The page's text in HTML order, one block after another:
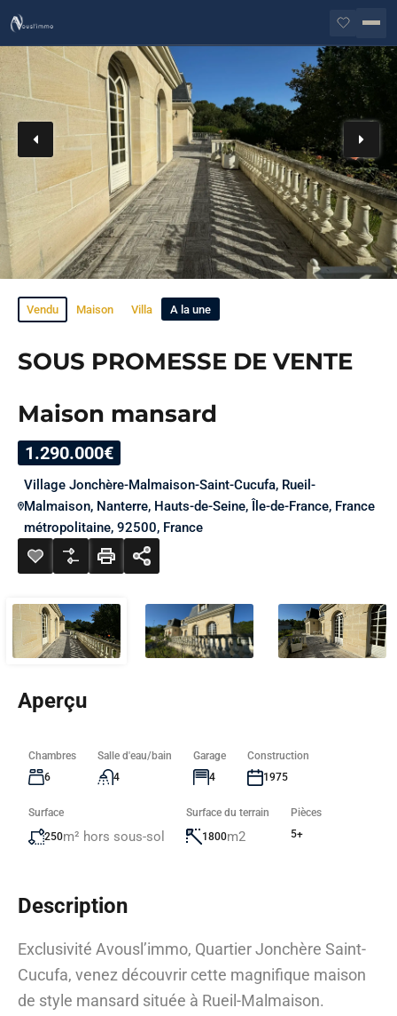
Vendu Maison Villa A la une
SOUS PROMESSE DE VENTE
Maison mansard
1.290.000€
Village Jonchère-Malmaison-Saint-Cucufa, Rueil-
Malmaison, Nanterre, Hauts-de-Seine, Île-de-France, France
métropolitaine, 92500, France
Aperçu
Chambres
6
Salle d'eau/bain
4
Garage
4
Construction
1975
Surface
250m² hors sous-sol
Surface du terrain
1800m2
Pièces
5+
Description
Exclusivité Avousl’immo, Quartier Jonchère Saint-
Cucufa, venez découvrir cette magnifique maison
de style mansard située à Rueil-Malmaison.